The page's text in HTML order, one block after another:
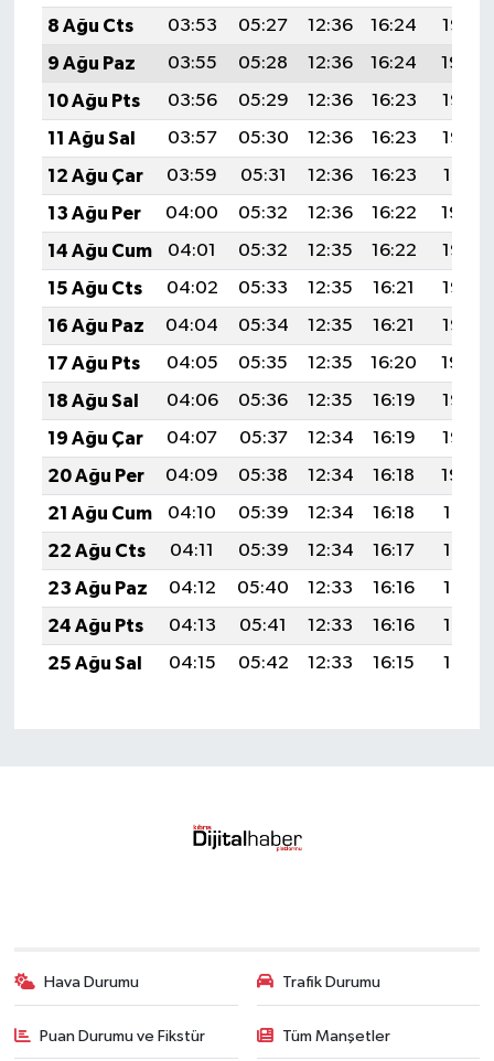
8 Ağu Cts
03:53 05:27 12:36 16:24
19:35
9 Ağu Paz
03:55 05:28 12:36 16:24
19:34
10 Ağu Pts
03:56 05:29 12:36 16:23
19:33
11 Ağu Sal
03:57 05:30 12:36 16:23
19:32
12 Ağu Çar
03:59 05:31 12:36 16:23
19:31
13 Ağu Per
04:00 05:32 12:36 16:22
19:29
14 Ağu Cum
04:01 05:32 12:35 16:22
19:28
15 Ağu Cts
04:02 05:33 12:35 16:21
19:27
16 Ağu Paz
04:04 05:34 12:35 16:21
19:26
17 Ağu Pts
04:05 05:35 12:35 16:20
19:24
18 Ağu Sal
04:06 05:36 12:35 16:19
19:23
19 Ağu Çar
04:07 05:37 12:34 16:19
19:22
20 Ağu Per
04:09 05:38 12:34 16:18
19:20
21 Ağu Cum
04:10 05:39 12:34 16:18
19:19
22 Ağu Cts
04:11 05:39 12:34 16:17
19:18
23 Ağu Paz
04:12 05:40 12:33 16:16
19:16
24 Ağu Pts
04:13 05:41 12:33 16:16
19:15
25 Ağu Sal
04:15 05:42 12:33 16:15 19:14
Hava Durumu Trafik Durumu
Puan Durumu ve Fikstür Tüm Manşetler